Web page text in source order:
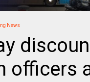
News
officers